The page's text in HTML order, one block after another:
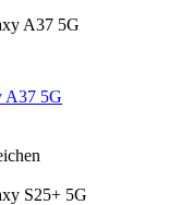
A37 5G